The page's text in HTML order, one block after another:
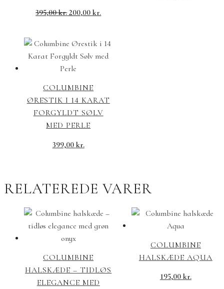
395,00kr.Den
var:
395,00 kr..
200,00kr.Den
er:
200,00 kr..
COLUMBINE
ØRESTIK I 14 KARAT
FORGYLDT SØLV
MED PERLE
399,00 kr.
RELATEREDE VARER
COLUMBINE
HALSKÆDE – TIDLØS
ELEGANCE MED
COLUMBINE
HALSKÆDE AQUA
195,00 kr.